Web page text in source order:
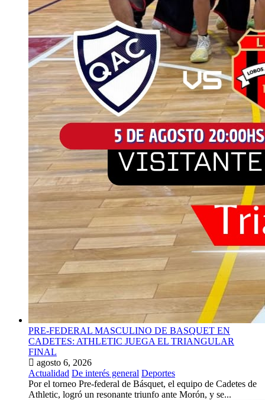
PRE-FEDERAL MASCULINO DE BASQUET EN
CADETES: ATHLETIC JUEGA EL TRIANGULAR
FINAL
agosto 6, 2026
Actualidad De interés general Deportes
Por el torneo Pre-federal de Básquet, el equipo de Cadetes de
Athletic, logró un resonante triunfo ante Morón, y se...